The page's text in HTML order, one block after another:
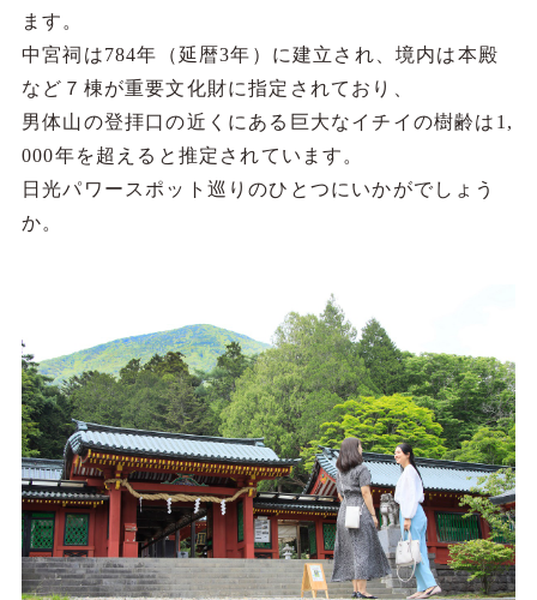
ます。
中宮祠は784年（延暦3年）に建立され、境内は本殿
など７棟が重要文化財に指定されており、
男体山の登拝口の近くにある巨大なイチイの樹齢は1,
000年を超えると推定されています。
日光パワースポット巡りのひとつにいかがでしょう
か。